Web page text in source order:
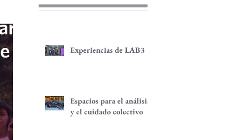
Experiencias de LAB3
Espacios para el análisis
y el cuidado colectivo